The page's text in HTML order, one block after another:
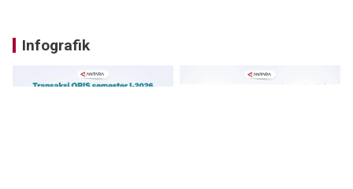
Infografik